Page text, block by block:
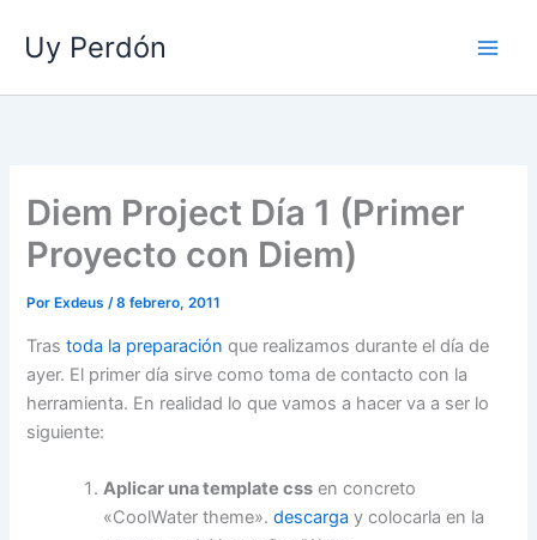
contenido
Uy Perdón
Diem Project Día 1 (Primer
Proyecto con Diem)
Por Exdeus/8 febrero, 2011
Trastoda la preparación que realizamos durante el día de
ayer. El primer día sirve como toma de contacto con la
herramienta. En realidad lo que vamos a hacer va a ser lo
siguiente:
Aplicar una template css en concreto
«CoolWater theme».descarga y colocarla en la